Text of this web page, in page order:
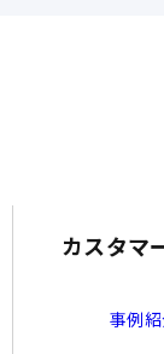
カスタマ
事例